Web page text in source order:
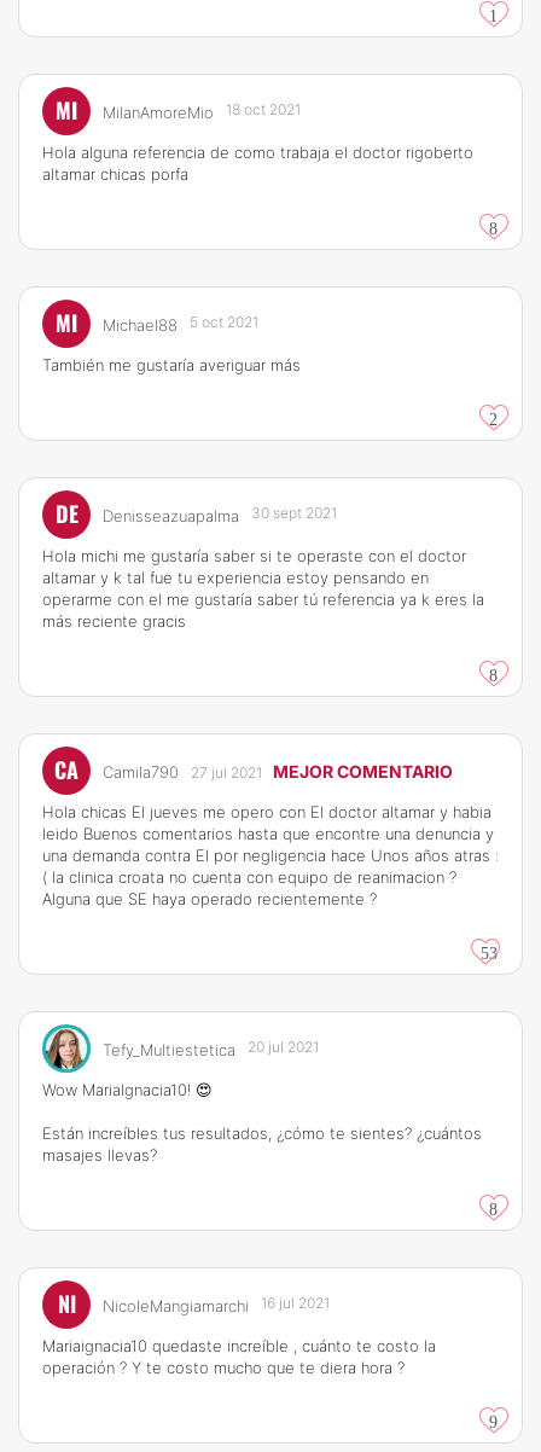
1
MI MilanAmoreMio 18 oct 2021
Hola alguna referencia de como trabaja el doctor rigoberto
altamar chicas porfa
8
MI Michael88 5 oct 2021
También me gustaría averiguar más
2
DE Denisseazuapalma 30 sept 2021
Hola michi me gustaría saber si te operaste con el doctor
altamar y k tal fue tu experiencia estoy pensando en
operarme con el me gustaría saber tú referencia ya k eres la
más reciente gracis
8
CA Camila790 27 jul 2021 MEJOR COMENTARIO
Hola chicas El jueves me opero con El doctor altamar y habia
leido Buenos comentarios hasta que encontre una denuncia y
una demanda contra El por negligencia hace Unos años atras :
( la clinica croata no cuenta con equipo de reanimacion ?
Alguna que SE haya operado recientemente ?
53
Tefy_Multiestetica 20 jul 2021
Wow MariaIgnacia10! 😍
Están increíbles tus resultados, ¿cómo te sientes? ¿cuántos
masajes llevas?
8
NI NicoleMangiamarchi 16 jul 2021
Mariaignacia10 quedaste increíble , cuánto te costo la
operación ? Y te costo mucho que te diera hora ?
9